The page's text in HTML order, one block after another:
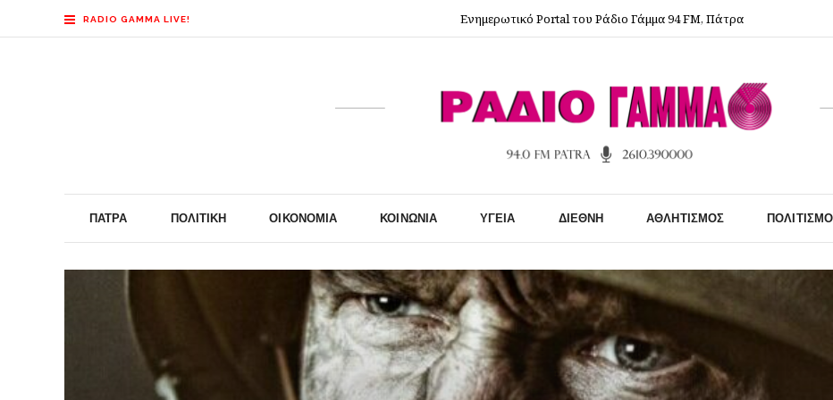
RADIO GAMMA LIVE! Ενημερωτικό Portal του Ράδιο Γάμμα 94 FM, Πάτρα
ΠΆΤΡΑ ΠΟΛΙΤΙΚΉ ΟΙΚΟΝΟΜΊΑ ΚΟΙΝΩΝΊΑ ΥΓΕΊΑ ΔΙΕΘΝΉ ΑΘΛΗΤΙΣΜΌΣ